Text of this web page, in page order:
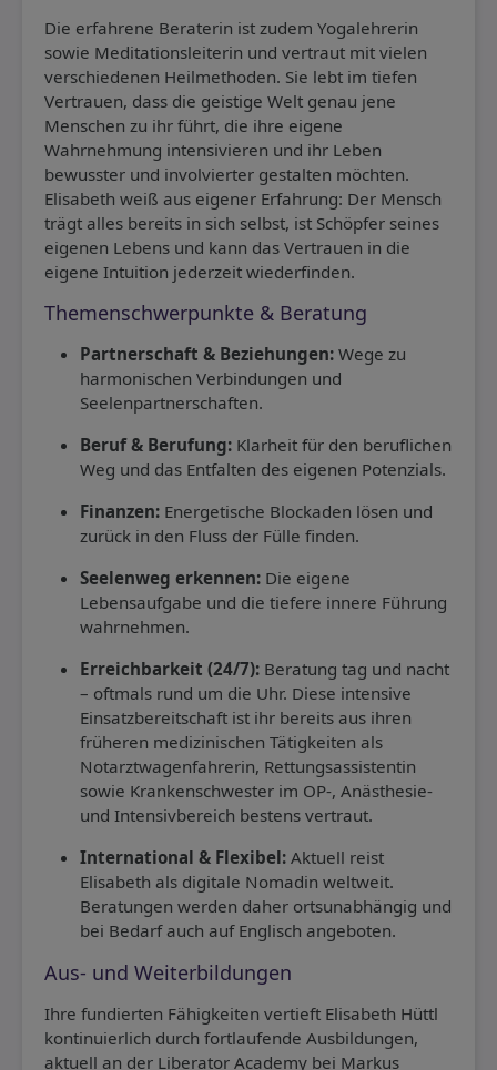
Die erfahrene Beraterin ist zudem Yogalehrerin
sowie Meditationsleiterin und vertraut mit vielen
verschiedenen Heilmethoden. Sie lebt im tiefen
Vertrauen, dass die geistige Welt genau jene
Menschen zu ihr führt, die ihre eigene
Wahrnehmung intensivieren und ihr Leben
bewusster und involvierter gestalten möchten.
Elisabeth weiß aus eigener Erfahrung: Der Mensch
trägt alles bereits in sich selbst, ist Schöpfer seines
eigenen Lebens und kann das Vertrauen in die
eigene Intuition jederzeit wiederfinden.
Themenschwerpunkte & Beratung
Partnerschaft & Beziehungen: Wege zu
harmonischen Verbindungen und
Seelenpartnerschaften.
Beruf & Berufung: Klarheit für den beruflichen
Weg und das Entfalten des eigenen Potenzials.
Finanzen: Energetische Blockaden lösen und
zurück in den Fluss der Fülle finden.
Seelenweg erkennen: Die eigene
Lebensaufgabe und die tiefere innere Führung
wahrnehmen.
Erreichbarkeit (24/7): Beratung tag und nacht
– oftmals rund um die Uhr. Diese intensive
Einsatzbereitschaft ist ihr bereits aus ihren
früheren medizinischen Tätigkeiten als
Notarztwagenfahrerin, Rettungsassistentin
sowie Krankenschwester im OP-, Anästhesie-
und Intensivbereich bestens vertraut.
International & Flexibel: Aktuell reist
Elisabeth als digitale Nomadin weltweit.
Beratungen werden daher ortsunabhängig und
bei Bedarf auch auf Englisch angeboten.
Aus- und Weiterbildungen
Ihre fundierten Fähigkeiten vertieft Elisabeth Hüttl
kontinuierlich durch fortlaufende Ausbildungen,
aktuell an der Liberator Academy bei Markus